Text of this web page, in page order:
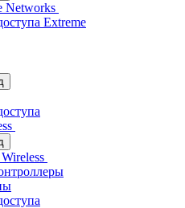
Networks
Extreme